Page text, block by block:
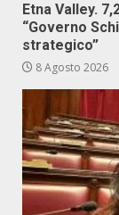
Etna Valley.
“Governo
strategico”
8 Agosto 2026